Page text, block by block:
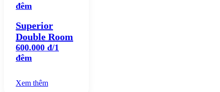
đêm
Superior
Double Room
600.000 đ/1
đêm
Xem thêm